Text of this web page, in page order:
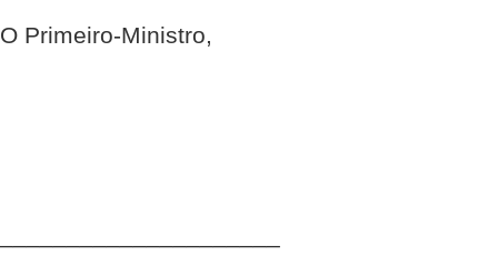
O Primeiro-Ministro,